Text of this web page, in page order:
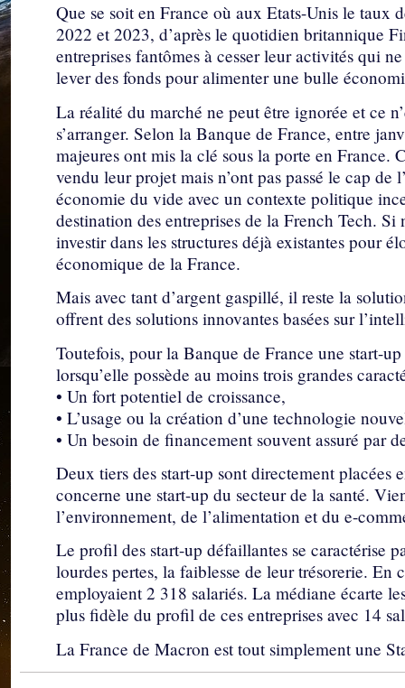
Que se soit en France où aux Etats-Unis le taux
2022 et 2023, d’après le quotidien britannique
entreprises fantômes à cesser leur activités qui
lever des fonds pour alimenter une bulle
La réalité du marché ne peut être ignorée et ce
s’arranger. Selon la Banque de France, entre
majeures ont mis la clé sous la porte en France.
vendu leur projet mais n’ont pas passé le cap de
économie du vide avec un contexte politique
destination des entreprises de la French Tech.
investir dans les structures déjà existantes pour
économique de la France.
Mais avec tant d’argent gaspillé, il reste la
offrent des solutions innovantes basées sur
Toutefois, pour la Banque de France une start-
lorsqu’elle possède au moins trois grandes
• Un fort potentiel de croissance,
• L’usage ou la création d’une technologie
• Un besoin de financement souvent assuré par
Deux tiers des start-up sont directement
concerne une start-up du secteur de la santé.
l’environnement, de l’alimentation et du e-
Le profil des start-up défaillantes se caractérise
lourdes pertes, la faiblesse de leur trésorerie.
employaient 2 318 salariés. La médiane écarte
plus fidèle du profil de ces entreprises avec 14
La France de Macron est tout simplement une